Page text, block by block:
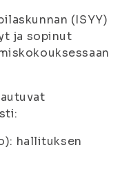
(ISYY)
ja sopinut
hallituksen